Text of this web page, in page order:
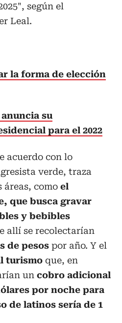
según el
Leal.
la forma de elección
su
para el 2022
acuerdo con lo
verde, traza
como el
que busca gravar
y bebibles
allí se recolectarían
de pesos por año. Y el
turismo que, en
un cobro adicional
por noche para
de latinos sería de 1